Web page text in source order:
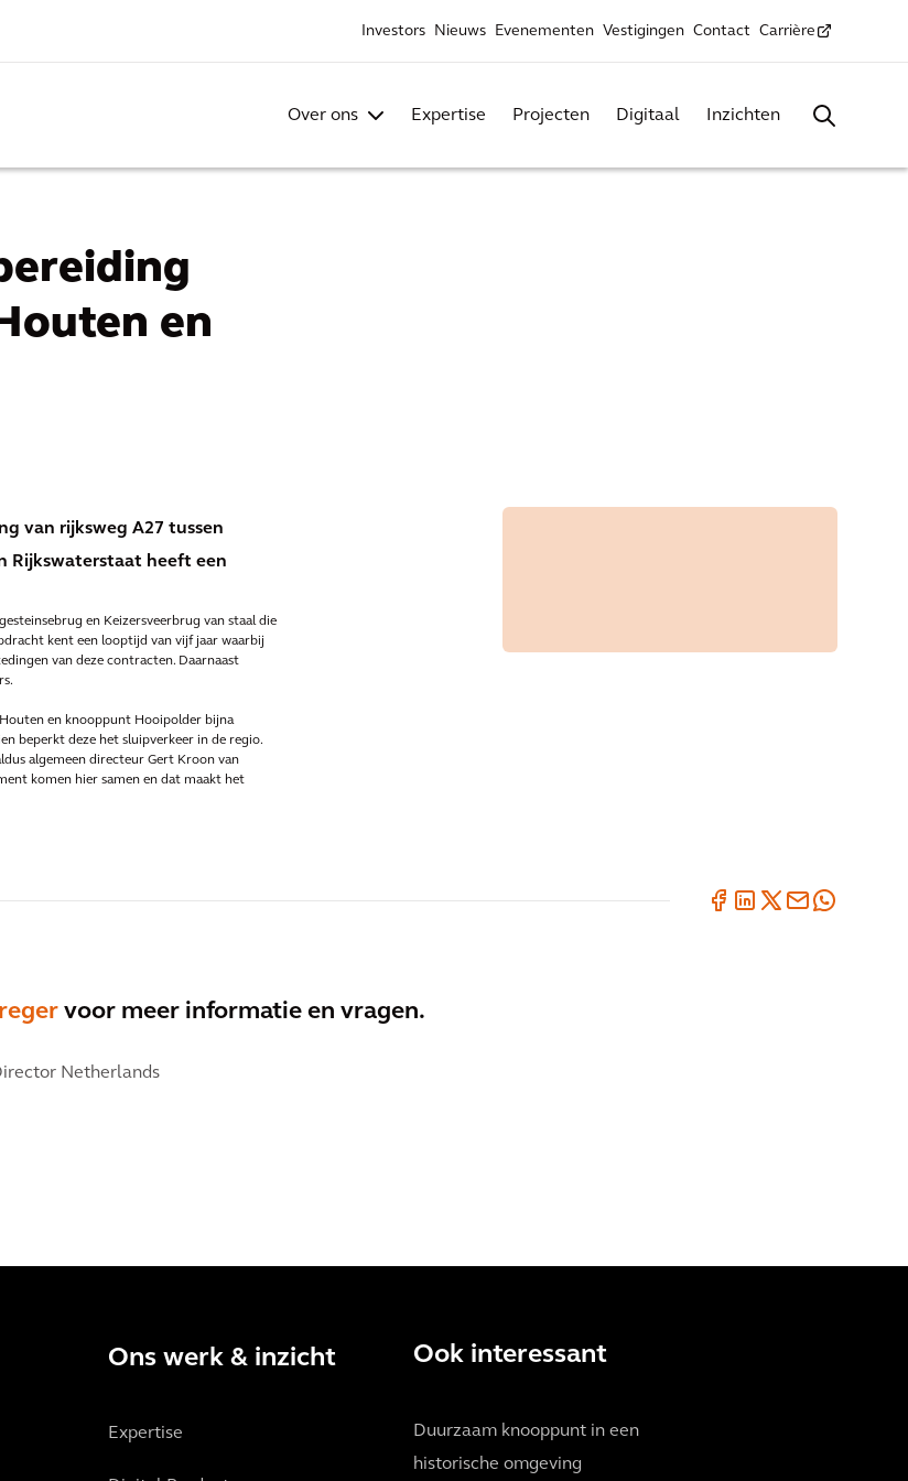
Investors Nieuws Evenementen Vestigingen Contact Carrière
Over ons Expertise Projecten Digitaal Inzichten
en
van rijksweg A27 tussen
Rijkswaterstaat heeft een
en Keizersveerbrug van staal die
kent een looptijd van vijf jaar waarbij
van deze contracten. Daarnaast
en knooppunt Hooipolder bijna
beperkt deze het sluipverkeer in de regio.
algemeen directeur Gert Kroon van
komen hier samen en dat maakt het
voor meer informatie en vragen.
Netherlands
Ons werk & inzicht
Expertise
Ook interessant
Duurzaam knooppunt in een
historische omgeving